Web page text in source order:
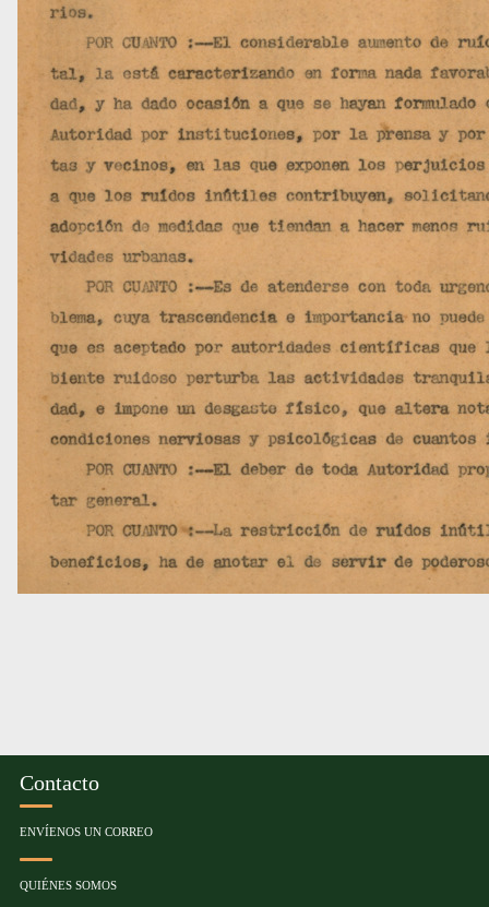
Contacto
ENVÍENOS UN CORREO
QUIÉNES SOMOS